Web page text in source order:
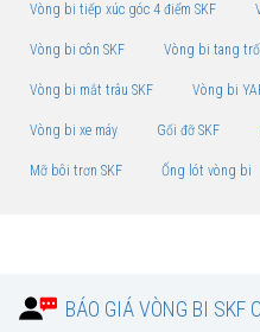
Vòng bi tiếp xúc góc 4 điểm SKF
Vòng bi côn SKF Vòng bi tang
Vòng bi mắt trâu SKF Vòng bi
Vòng bi xe máy Gối đỡ SKF
Mỡ bôi trơn SKF Ống lót vòng bi
BÁO GIÁ VÒNG BI SKF